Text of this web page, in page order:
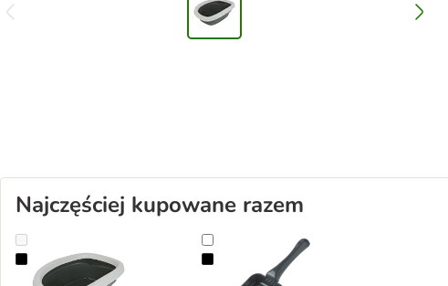
Najczęściej kupowane razem
Trixie kuweta dla kota Carlo, z wysokim brzegiem
Łopatka do kocich kuwet